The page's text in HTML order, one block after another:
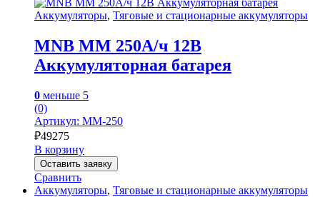
Аккумуляторы, Тяговые и стационарные аккумуляторы
MNB MM 250А/ч 12В
Аккумуляторная батарея
0 меньше 5
(0)
Артикул: MM-250
₽49275
В корзину
Оставить заявку
Сравнить
Аккумуляторы, Тяговые и стационарные аккумуляторы